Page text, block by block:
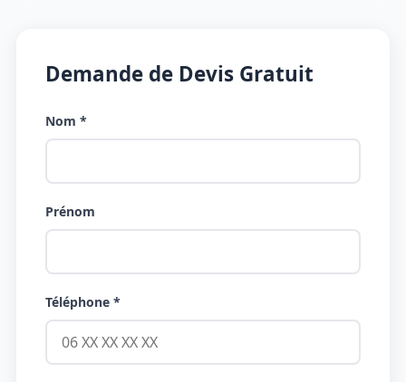
Demande de Devis Gratuit
Nom *
Prénom
Téléphone *